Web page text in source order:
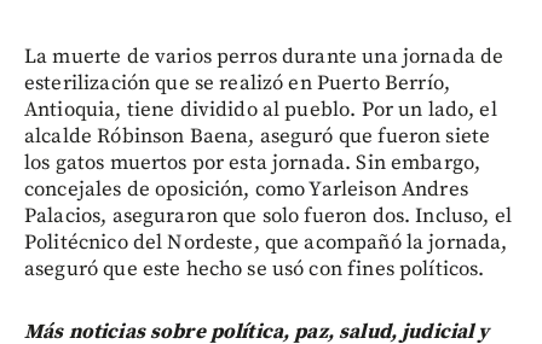
La muerte de varios perros durante una jornada de
esterilización que se realizó en Puerto Berrío,
Antioquia, tiene dividido al pueblo. Por un lado, el
alcalde Róbinson Baena, aseguró que fueron siete
los gatos muertos por esta jornada. Sin embargo,
concejales de oposición, como Yarleison Andres
Palacios, aseguraron que solo fueron dos. Incluso, el
Politécnico del Nordeste, que acompañó la jornada,
aseguró que este hecho se usó con fines políticos.
Más noticias sobre política, paz, salud, judicial y